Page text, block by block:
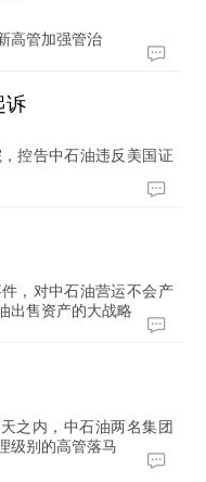
高管加强管治
诉
控告中石油违反美国证
，对中石油营运不会产
出售资产的大战略
之内，中石油两名集团
级别的高管落马